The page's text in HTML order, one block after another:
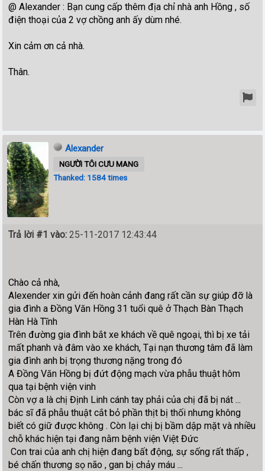
@ Alexander : Bạn cung cấp thêm địa chỉ nhà anh Hồng , số
điện thoại của 2 vợ chồng anh ấy dùm nhé.
Xin cảm ơn cả nhà.
Thân.
Alexander
NGƯỜI TÔI CƯU MANG
Thanked: 1584 times
Trả lời #1 vào: 25-11-2017 12:43:44
Chào cả nhà,
Alexender xin gửi đến hoàn cảnh đang rất cần sự giúp đỡ là
gia đình a Đồng Văn Hồng 31 tuổi quê ở Thạch Bàn Thạch
Hàn Hà Tĩnh
Trên đường gia đình bắt xe khách về quê ngoại, thì bị xe tải
mất phanh và đâm vào xe khách, Tại nạn thương tâm đã làm
gia đình anh bị trọng thương nặng trong đó
A Đồng Văn Hồng bị đứt động mạch vừa phẫu thuật hôm
qua tại bệnh viện vinh
Còn vợ a là chị Định Linh cánh tay phải của chị đã bị nát ...
bác sĩ đã phẫu thuật cắt bỏ phần thịt bị thối nhưng không
biết có giữ được không . Còn lại chị bị bầm dập mặt và nhiều
chỗ khác hiện tại đang nằm bệnh viện Việt Đức
Con trai của anh chị hiện đang bất động, sự sống rất thấp ,
bé chấn thương sọ não , gan bị chảy máu ...